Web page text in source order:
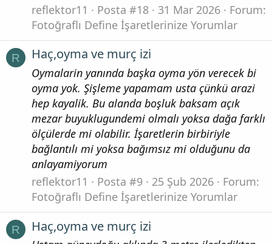
reflektor11
Posta #18 31 Mar 2026
Forum:
Fotoğraflı Define İşaretlerinize Yorumlar
R Haç,oyma ve murç izi
Oymalarin yanında başka oyma yön verecek bi
oyma yok. Şişleme yapamam usta çünkü arazi
hep kayalik. Bu alanda boşluk baksam açık
mezar buyuklugundemi olmalı yoksa dağa farklı
ölçülerde mi olabilir. İşaretlerin birbiriyle
bağlantılı mi yoksa bağımsız mi olduğunu da
anlayamiyorum
reflektor11
Posta #9 25 Şub 2026
Forum:
Fotoğraflı Define İşaretlerinize Yorumlar
R Haç,oyma ve murç izi